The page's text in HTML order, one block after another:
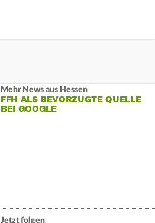
Mehr News aus Hessen
FFH ALS BEVORZUGTE QUELLE
BEI GOOGLE
Jetzt folgen